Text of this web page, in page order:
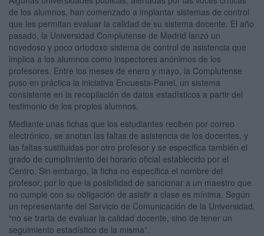
de los alumnos, han comenzado a implantar sistemas de control
que les permitan evaluar la calidad de su sistema docente. El año
pasado, la Universidad Complutense de Madrid lanzó un
novedoso y poco ortodoxo sistema de control de asistencia que
implica a los alumnos como inspectores anónimos de los
profesores. Entre los meses de enero y mayo, la Complutense
puso en práctica la iniciativa Encuesta-Panel, un sistema
consistente en la recopilación de datos estadísticos a partir del
testimonio de los propios alumnos.
Mediante unas fichas que los estudiantes reciben por correo
electrónico, se anotan las faltas de asistencia de los docentes, y
las faltas sustituidas por otro profesor y se especifica también el
grado de cumplimiento del horario oficial establecido por el
Centro. Sin embargo, la ficha no especifica el nombre del
profesor, por lo que la posibilidad de sancionar a un maestro que
no cumple con su obligación de asistir a clase es mínima. Según
un representante del Servicio de Comunicación de la Universidad,
“no se trarta de evaluar la calidad docente, sino de tener un
seguimiento estadístico de la misma”.